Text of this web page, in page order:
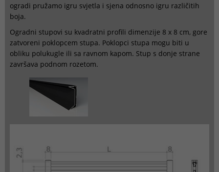
ogradi pružamo igru svjetla i sjena odnosno igru različitih
boja.
Ogradni stupovi su kvadratni profili dimenzije 8 x 8 cm, gore
zatvoreni poklopcem stupa. Poklopci stupa mogu biti u
obliku polukugle ili sa ravnom kapom. Stup s donje strane
završava podnom rozetom.